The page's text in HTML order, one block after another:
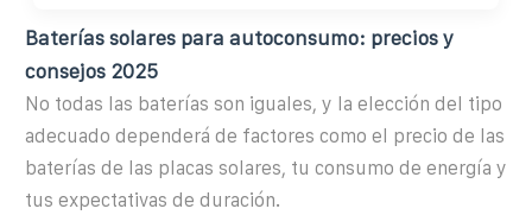
Baterías solares para autoconsumo: precios y
consejos 2025
No todas las baterías son iguales, y la elección del tipo
adecuado dependerá de factores como el precio de las
baterías de las placas solares, tu consumo de energía y
tus expectativas de duración.